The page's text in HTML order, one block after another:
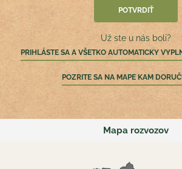
Už ste u nás boli?
PRIHLÁSTE SA A VŠETKO AUTOMATICKY
POZRITE SA NA MAPE KAM
Mapa rozvozov